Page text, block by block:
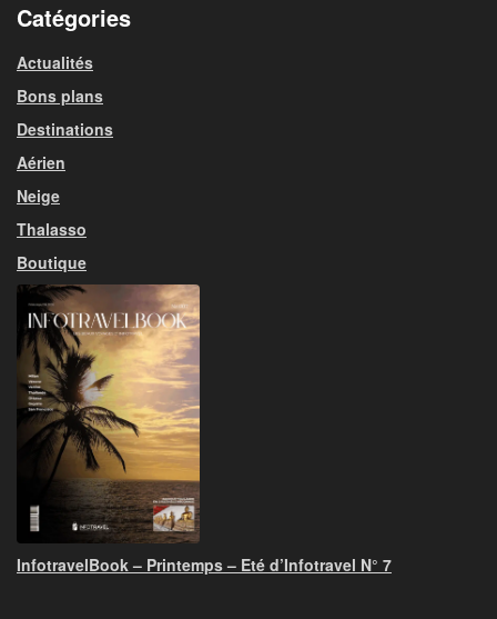
Catégories
Actualités
Bons plans
Destinations
Aérien
Neige
Thalasso
Boutique
InfotravelBook – Printemps – Eté d’Infotravel N° 7